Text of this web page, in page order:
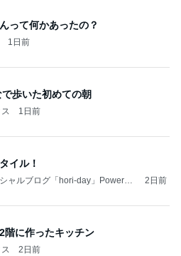
って何かあったの？
1日前
歩いた初めての朝
1日前
イル！
ャルブログ「hori-day」Powered
2日前
階に作ったキッチン
2日前